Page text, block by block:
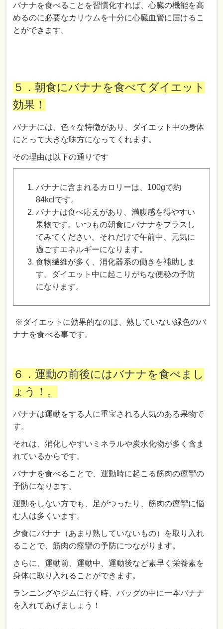
バナナを食べることを習慣化すれば、心臓の機能を高
めるのに必要なカリウムを十分に心臓血管に届けるこ
とができます。
５．朝食にバナナを食べてダイエット
効果！
バナナには、色々な特徴があり、ダイエット中の身体
にとって大きな味方になってくれます。
その理由は以下の通りです
バナナに含まれるカロリーは、100gで約
84kclです。
バナナは食べ応えがあり、満腹感を得やすい
果物です。いつもの朝食にバナナをプラスし
てみてください。それだけで午前中、元気に
過ごすエネルギーになります。
食物繊維が多く、消化器系の働きを補助しま
す。ダイエット中に起こりがちな便秘の予防
になります。
※ダイエットに効果的なのは、熟していない緑色のバ
ナナを食べる事です。
６．運動の前後にはバナナを食べまし
ょう！。
バナナは運動をする人に重宝される人気のある果物で
す。
それは、消化しやすいミネラルや炭水化物が多く含ま
れているからです。
バナナを食べることで、運動時に起こる筋肉の痙攣の
予防になります。
運動をしない方でも、足がつったり、筋肉の痙攣に悩
む人は多くいます。
夕食にバナナ（あまり熟していないもの）を取り入れ
ることで、筋肉の痙攣の予防につながります。
さらに、運動前、運動中、運動後など素早く栄養素を
身体に取り入れることができます。
ランニングやジムに行く時、バッグの中に一本バナナ
を入れてあげましょう！